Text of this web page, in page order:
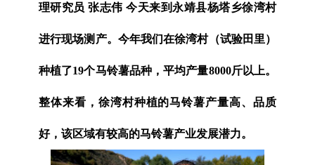
理研究员 张志伟 今天来到永靖县杨塔乡徐湾村
进行现场测产。今年我们在徐湾村（试验田里）
种植了19个马铃薯品种，平均产量8000斤以上。
整体来看，徐湾村种植的马铃薯产量高、品质
好，该区域有较高的马铃薯产业发展潜力。